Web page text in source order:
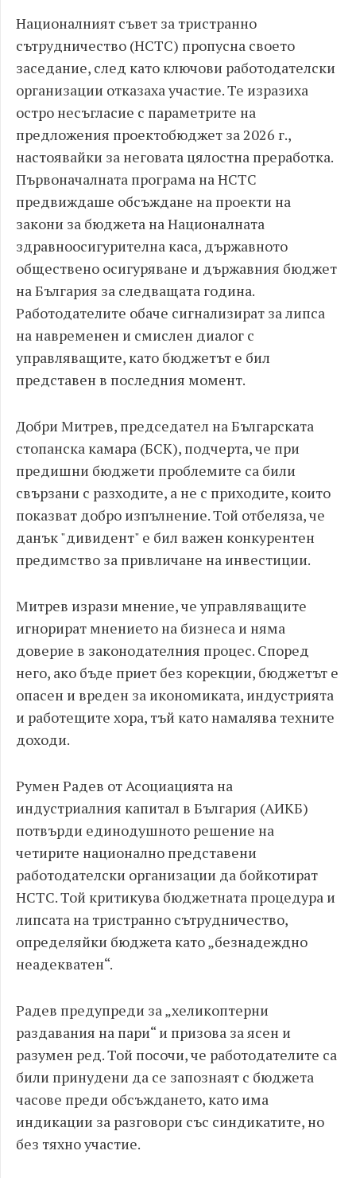
Националният съвет за тристранно
сътрудничество (НСТС) пропусна своето
заседание, след като ключови работодателски
организации отказаха участие. Те изразиха
остро несъгласие с параметрите на
предложения проектобюджет за 2026 г.,
настоявайки за неговата цялостна преработка.
Първоначалната програма на НСТС
предвиждаше обсъждане на проекти на
закони за бюджета на Националната
здравноосигурителна каса, държавното
обществено осигуряване и държавния бюджет
на България за следващата година.
Работодателите обаче сигнализират за липса
на навременен и смислен диалог с
управляващите, като бюджетът е бил
представен в последния момент.
Добри Митрев, председател на Българската
стопанска камара (БСК), подчерта, че при
предишни бюджети проблемите са били
свързани с разходите, а не с приходите, които
показват добро изпълнение. Той отбеляза, че
данък "дивидент" е бил важен конкурентен
предимство за привличане на инвестиции.
Митрев изрази мнение, че управляващите
игнорират мнението на бизнеса и няма
доверие в законодателния процес. Според
него, ако бъде приет без корекции, бюджетът е
опасен и вреден за икономиката, индустрията
и работещите хора, тъй като намалява техните
доходи.
Румен Радев от Асоциацията на
индустриалния капитал в България (АИКБ)
потвърди единодушното решение на
четирите национално представени
работодателски организации да бойкотират
НСТС. Той критикува бюджетната процедура и
липсата на тристранно сътрудничество,
определяйки бюджета като „безнадеждно
неадекватен“.
Радев предупреди за „хеликоптерни
раздавания на пари“ и призова за ясен и
разумен ред. Той посочи, че работодателите са
били принудени да се запознаят с бюджета
часове преди обсъждането, като има
индикации за разговори със синдикатите, но
без тяхно участие.